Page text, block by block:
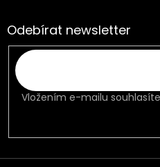
Odebírat newsletter
Vložením e-mailu